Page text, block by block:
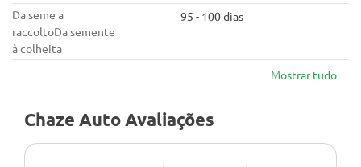
Da seme a
raccoltoDa semente
à colheita
95 - 100 dias
Mostrar tudo
Chaze Auto Avaliações